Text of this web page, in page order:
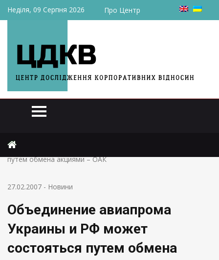
Неділя, 09 Серпня 2026 Про Центр
Объединение авиапрома Украины и РФ может состояться
путем обмена акциями – ОАК
27.02.2007 - Новини
Объединение авиапрома
Украины и РФ может
состояться путем обмена